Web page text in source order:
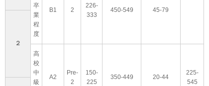
卒
業
程
度
B1 2
226-
333
450-549 45-79
２
高
校
中
級
A2
Pre-
2
150-
225
350-449 20-44
225-
545